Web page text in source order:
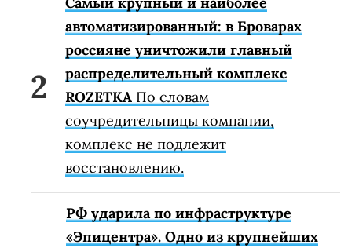
автоматизированный: в Броварах
россияне уничтожили главный
распределительный комплекс
ROZETKA По словам
соучредительницы компании,
комплекс не подлежит
восстановлению.
РФ ударила по инфраструктуре
«Эпицентра». Одно из крупнейших